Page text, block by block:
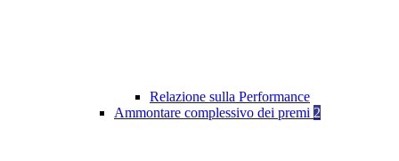
Relazione sulla Performance
Ammontare complessivo dei premi 2